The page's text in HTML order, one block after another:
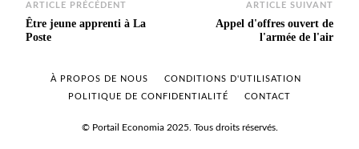
Navigation
des
ARTICLE PRÉCÉDENT
Être jeune apprenti à La
Poste
ARTICLE SUIVANT
Appel d'offres ouvert de
l'armée de l'air
© Portail Economia 2025. Tous droits réservés.
À PROPOS DE NOUS
CONDITIONS D'UTILISATION
POLITIQUE DE CONFIDENTIALITÉ
CONTACT